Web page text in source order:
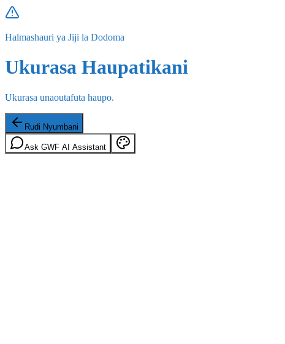
Halmashauri ya Jiji la Dodoma
Ukurasa Haupatikani
Ukurasa unaoutafuta haupo.
Rudi Nyumbani
Ask GWF AI Assistant